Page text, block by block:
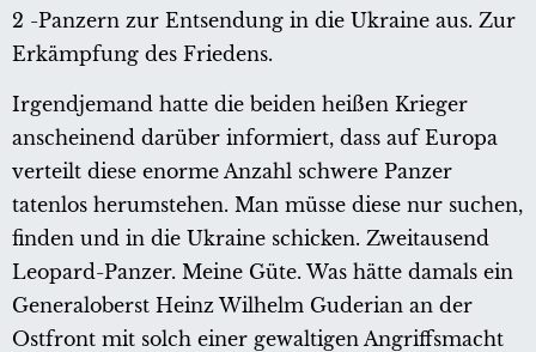
2 -Panzern zur Entsendung in die Ukraine aus. Zur
Erkämpfung des Friedens.
Irgendjemand hatte die beiden heißen Krieger
anscheinend darüber informiert, dass auf Europa
verteilt diese enorme Anzahl schwere Panzer
tatenlos herumstehen. Man müsse diese nur suchen,
finden und in die Ukraine schicken. Zweitausend
Leopard-Panzer. Meine Güte. Was hätte damals ein
Generaloberst Heinz Wilhelm Guderian an der
Ostfront mit solch einer gewaltigen Angriffsmacht